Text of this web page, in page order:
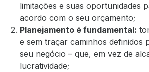
limitações e suas oportunidades
acordo com o seu orçamento;
Planejamento é fundamental:
e sem traçar caminhos definidos
seu negócio – que, em vez de
lucratividade;